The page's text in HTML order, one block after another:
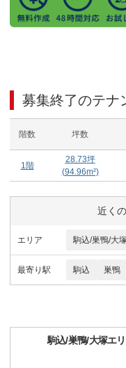
募集終了のテナ
階数 坪数
1階
28.73坪
(94.96m²)
近く
エリア 駒込/巣鴨/大
最寄り駅 駒込 巣鴨
駒込/巣鴨/大塚エ